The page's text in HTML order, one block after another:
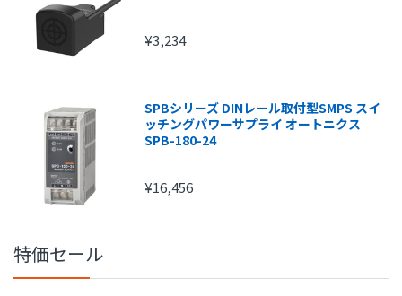
¥3,234
SPBシリーズ DINレール取付型SMPS スイ
ッチングパワーサプライ オートニクス
SPB-180-24
¥16,456
特価セール